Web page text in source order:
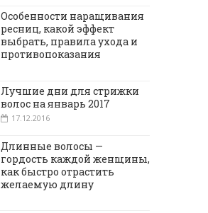
Особенности наращивания
ресниц, какой эффект
выбрать, правила ухода и
противопоказания
Лучшие дни для стрижки
волос на январь 2017
17.12.2016
Длинные волосы —
гордость каждой женщины,
как быстро отрастить
желаемую длину